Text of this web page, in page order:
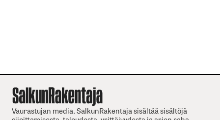
Vaurastujan media. SalkunRakentaja sisältää sisältöjä